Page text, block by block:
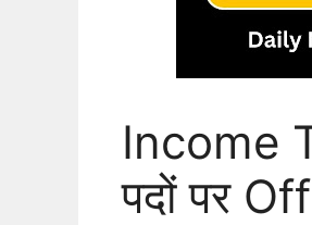
Income
पदों पर